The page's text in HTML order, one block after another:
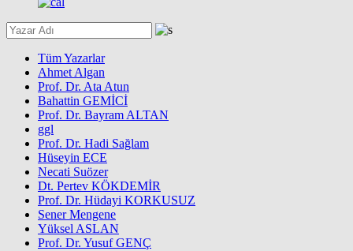
Tüm Yazarlar
Ahmet Algan
Prof. Dr. Ata Atun
Bahattin GEMİCİ
Prof. Dr. Bayram ALTAN
ggl
Prof. Dr. Hadi Sağlam
Hüseyin ECE
Necati Suözer
Dt. Pertev KÖKDEMİR
Prof. Dr. Hüdayi KORKUSUZ
Sener Mengene
Yüksel ASLAN
Prof. Dr. Yusuf GENÇ